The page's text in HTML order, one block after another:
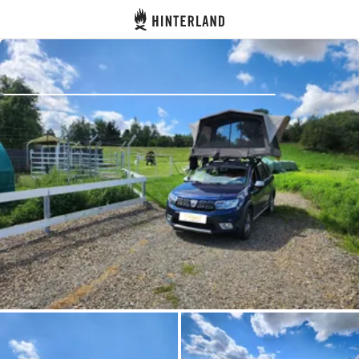
Hinterland
Accedi
Registro
Diventare Host
Piazzole
Alloggi
Pianificazione viaggio